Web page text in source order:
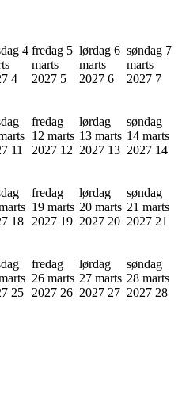
4
4
fredag 5
marts
2027 5
lørdag 6
marts
2027 6
søndag 7
marts
2027 7
11
fredag
12 marts
2027 12
lørdag
13 marts
2027 13
søndag
14 marts
2027 14
18
fredag
19 marts
2027 19
lørdag
20 marts
2027 20
søndag
21 marts
2027 21
25
fredag
26 marts
2027 26
lørdag
27 marts
2027 27
søndag
28 marts
2027 28